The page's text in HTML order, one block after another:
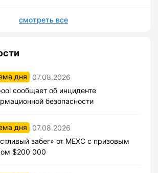
смотреть все
дня
07.08.2026
сообщает об инциденте
безопасности
дня
07.08.2026
забег» от MEXC с призовым
$200 000